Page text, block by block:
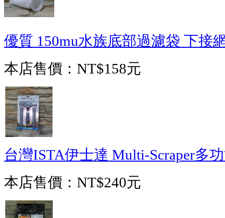
優質 150mu水族底部過濾袋 下接
本店售價： NT$158元
台灣ISTA伊士達 Multi-Scraper多
本店售價： NT$240元